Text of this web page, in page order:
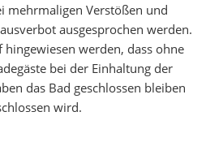
mehrmaligen Verstößen und
ausgesprochen werden.
hingewiesen werden, dass ohne
bei der Einhaltung der
das Bad geschlossen bleiben
wird.